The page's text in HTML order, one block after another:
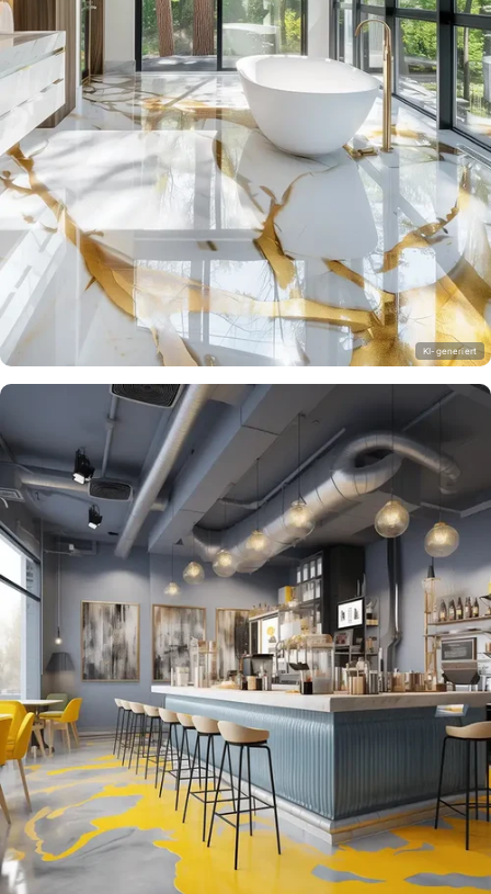
KI-generiert